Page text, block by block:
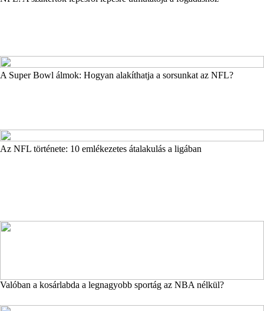
A Super Bowl álmok: Hogyan alakíthatja a sorsunkat az NFL?
Az NFL története: 10 emlékezetes átalakulás a ligában
Valóban a kosárlabda a legnagyobb sportág az NBA nélkül?